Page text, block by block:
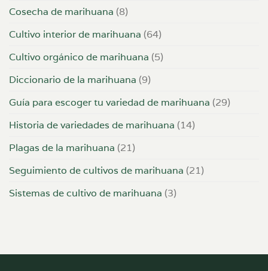
Cosecha de marihuana (8)
Cultivo interior de marihuana (64)
Cultivo orgánico de marihuana (5)
Diccionario de la marihuana (9)
Guía para escoger tu variedad de marihuana (29)
Historia de variedades de marihuana (14)
Plagas de la marihuana (21)
Seguimiento de cultivos de marihuana (21)
Sistemas de cultivo de marihuana (3)